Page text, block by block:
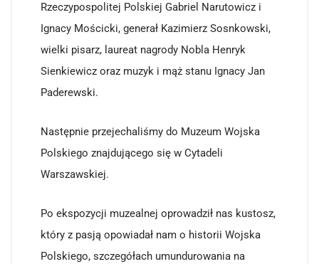
Rzeczypospolitej Polskiej Gabriel Narutowicz i
Ignacy Mościcki, generał Kazimierz Sosnkowski,
wielki pisarz, laureat nagrody Nobla Henryk
Sienkiewicz oraz muzyk i mąż stanu Ignacy Jan
Paderewski.
Następnie przejechaliśmy do Muzeum Wojska
Polskiego znajdującego się w Cytadeli
Warszawskiej.
Po ekspozycji muzealnej oprowadził nas kustosz,
który z pasją opowiadał nam o historii Wojska
Polskiego, szczegółach umundurowania na